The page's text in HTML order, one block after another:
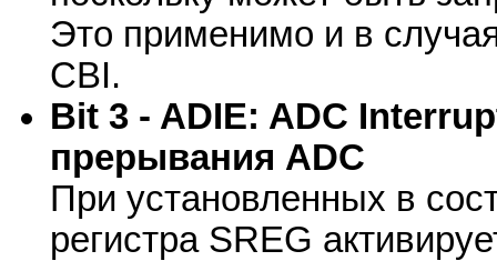
Это применимо и в
CBI.
Bit 3 - ADIE: ADC
прерывания ADC
При установленных в
регистра SREG